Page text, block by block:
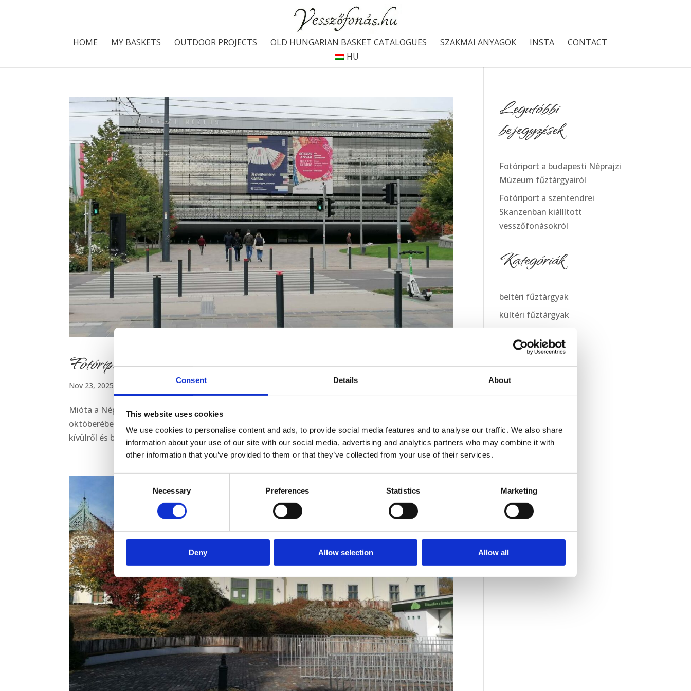
Consent Details About
This website uses cookies
We use cookies to personalise content and ads, to provide social media features and to analyse our traffic. We also share
information about your use of our site with our social media, advertising and analytics partners who may combine it with
other information that you’ve provided to them or that they’ve collected from your use of their services.
Consent
Necessary Preferences Statistics Marketing
Deny Allow selection Allow all
HOME MY BASKETS OUTDOOR PROJECTS OLD HUNGARIAN BASKET CATALOGUES SZAKMAI ANYAGOK INSTA
CONTACT
HU
Fotóriport a budapesti Néprajzi Múzeum fűztárgyairól
Nov 23, 2025 beltéri fűztárgyak,kültéri fűztárgyak
Mióta a Néprajzi Múzeum elköltözött korábbi helyéről, nem jártam még az új épületben. 2025
októberében kifejezetten a fűztárgyak miatt kerítettem sort a látogatásra. A modern épület
kívülről és belülről is lenyűgöző, igazi XXI. századi interaktív tudásközpont, méltán...
Legutóbbi
bejegyzések
Fotóriport a budapesti Néprajzi
Múzeum fűztárgyairól
Fotóriport a szentendrei
Skanzenban kiállított
vesszőfonásokról
Kategóriák
beltéri fűztárgyak
kültéri fűztárgyak